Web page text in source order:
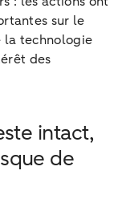
sur le
la technologie
des
intact,
de